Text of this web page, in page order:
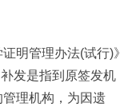
明管理办法(试行)》
发是指到原签发机
理机构，为因遗